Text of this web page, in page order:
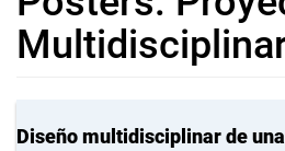
Diseño multidisciplinar de